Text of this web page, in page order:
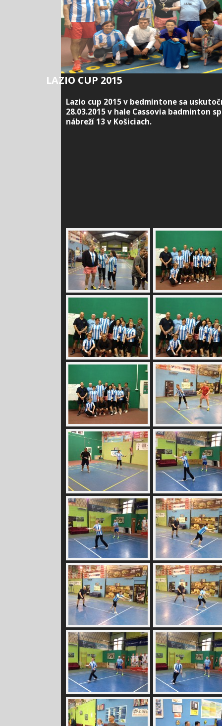
LAZIO CUP 2015
Lazio cup 2015 v bedmintone sa
28.03.2015 v hale Cassovia badminton
nábreží 13 v Košiciach.